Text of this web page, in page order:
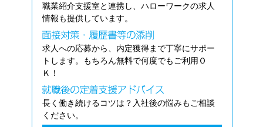
職業紹介支援室と連携し、ハローワークの求人
情報も提供しています。
求人への応募から、内定獲得まで丁寧にサポー
トします。もちろん無料で何度でもご利用Ｏ
Ｋ！
長く働き続けるコツは？入社後の悩みもご相談
ください。